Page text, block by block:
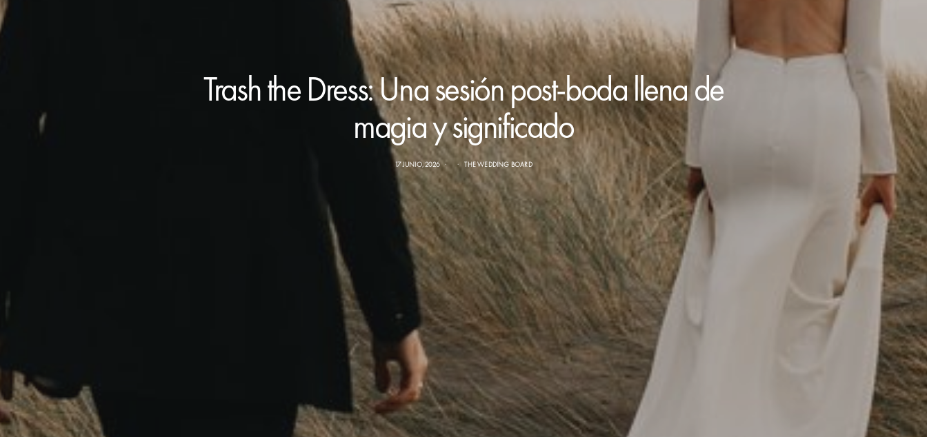
Trash the Dress: Una sesión post-boda llena de
magia y significado
17 JUNIO, 2026 THE WEDDING BOARD